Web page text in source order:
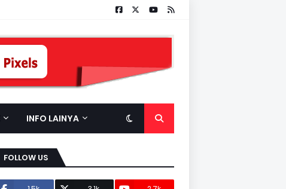
INFO LAINYA
FOLLOW US